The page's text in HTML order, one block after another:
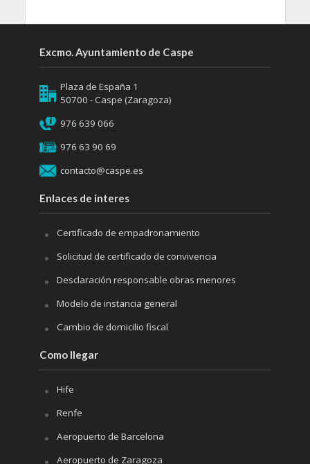
Excmo. Ayuntamiento de Caspe
Plaza de España 1
50700 - Caspe (Zaragoza)
976 639 066
976 63 90 69
contacto@caspe.es
Enlaces de interes
Certificado de empadronamiento
Solicitud de certificado de convivencia
Desclaración responsable obras menores
Modelo de instancia general
Cambio de domicilio fiscal
Como llegar
Hife
Renfe
Aeropuerto de Barcelona
Aeropuerto de Zaragoza